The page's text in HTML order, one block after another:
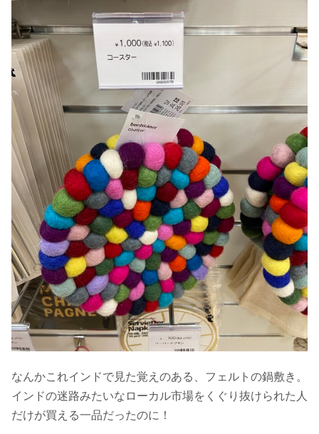
なんかこれインドで見た覚えのある、フェルトの鍋敷き。
インドの迷路みたいなローカル市場をくぐり抜けられた人
だけが買える一品だったのに！